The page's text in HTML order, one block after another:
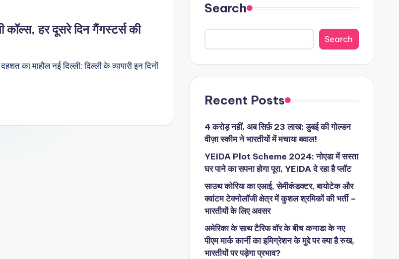
कॉल्स, हर दूसरे दिन गैंगस्टर्स की
का माहौल नई दिल्ली: दिल्ली के व्यापारी इन दिनों
Search
Search
Recent Posts
4 करोड़ नहीं, अब सिर्फ़ 23 लाख: डुबई की गोल्डन
वीज़ा स्कीम ने भारतीयों में मचाया बवाल!
YEIDA Plot Scheme 2024: नोएडा में सस्ता
घर पाने का सपना होगा पूरा, YEIDA दे रहा है प्लॉट
साउथ कोरिया का एआई, सेमीकंडक्टर, बायोटेक और
क्वांटम टेक्नोलॉजी क्षेत्र में कुशल श्रमिकों की भर्ती –
भारतीयों के लिए अवसर
अमेरिका के साथ टैरिफ वॉर के बीच कनाडा के नए
पीएम मार्क कार्नी का इमिग्रेशन के मुद्दे पर क्या है रुख,
भारतीयों पर पड़ेगा प्रभाव?